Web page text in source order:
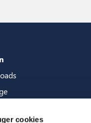
cookies